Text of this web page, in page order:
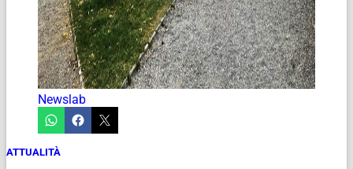
Newslab
ATTUALITÀ